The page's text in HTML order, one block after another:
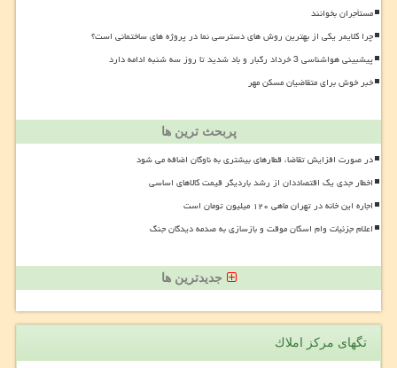
مستأجران بخوانند
چرا کلایمر یکی از بهترین روش های دسترسی نما در پروژه های ساختمانی است؟
پیشبینی هواشناسی 3 خرداد رگبار و باد شدید تا روز سه شنبه ادامه دارد
خبر خوش برای متقاضیان مسکن مهر
پربحث ترین ها
در صورت افزایش تقاضا، قطارهای بیشتری به ناوگان اضافه می شود
اخطار جدی یک اقتصاددان از رشد باردیگر قیمت کالاهای اساسی
اجاره این خانه در تهران ماهی ۱۲۰ میلیون تومان است
اعلام جزئیات وام اسکان موقت و بازسازی به صدمه دیدگان جنگ
جدیدترین ها
تگهای مركز املاك